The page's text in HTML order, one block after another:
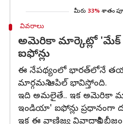
మీరు 33% శాతం
వివరాలు
అమెరికా మార్కెట్లో
ఐఫోన్లు
ఈ నేపథ్యంలో భారత్‌లోనే
మార్గమని ఆపిల్ భావిస్తోంది.
ఇది అమలైతే.. ఇక అమెరికా
ఇండియా' ఐఫోన్లు ప్రధానంగా